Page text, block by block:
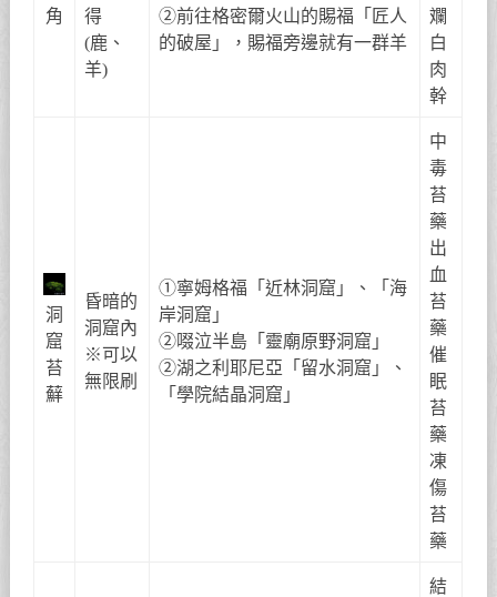
角
得
(鹿、
羊)
②前往格密爾火山的賜福「匠人
的破屋」，賜福旁邊就有一群羊
斕
白
肉
幹
洞
窟
苔
蘚
昏暗的
洞窟內
※可以
無限刷
①寧姆格福「近林洞窟」、「海
岸洞窟」
②啜泣半島「靈廟原野洞窟」
②湖之利耶尼亞「留水洞窟」、
「學院結晶洞窟」
中
毒
苔
藥
出
血
苔
藥
催
眠
苔
藥
凍
傷
苔
藥
結